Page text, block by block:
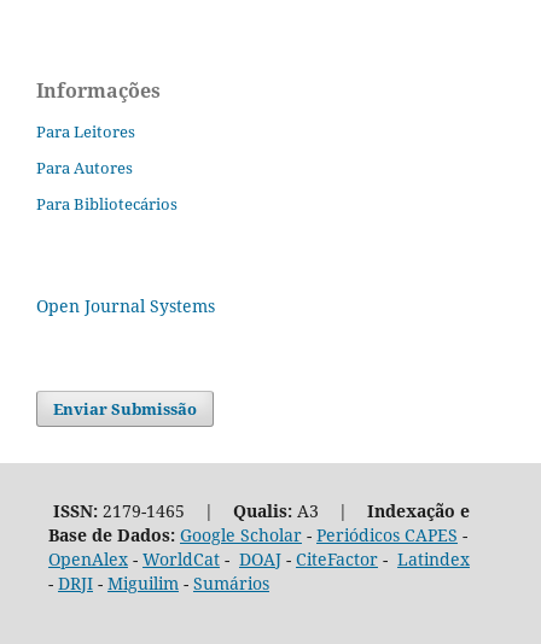
Informações
Para Leitores
Para Autores
Para Bibliotecários
Open Journal Systems
Enviar Submissão
ISSN:2179-1465 | Qualis:A3 | Indexação e
Base de Dados: Google Scholar- Periódicos CAPES -
OpenAlex- WorldCat- DOAJ- CiteFactor- Latindex
- DRJI- Miguilim- Sumários